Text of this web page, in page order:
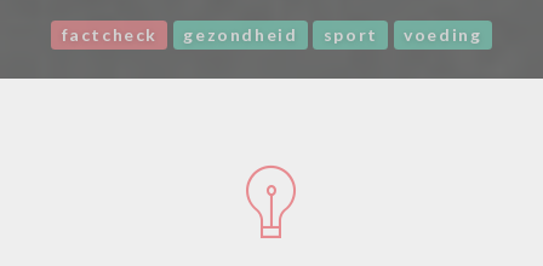
factcheck gezondheid sport voeding